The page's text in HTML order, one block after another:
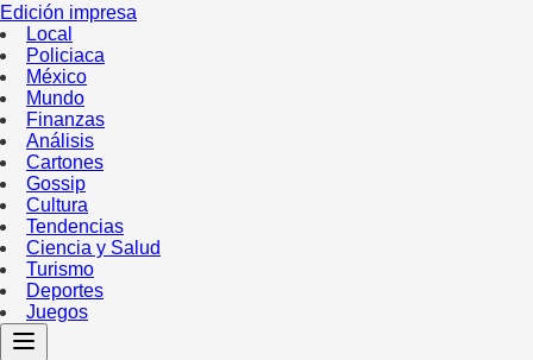
Edición impresa
Local
Policiaca
México
Mundo
Finanzas
Análisis
Cartones
Gossip
Cultura
Tendencias
Ciencia y Salud
Turismo
Deportes
Juegos